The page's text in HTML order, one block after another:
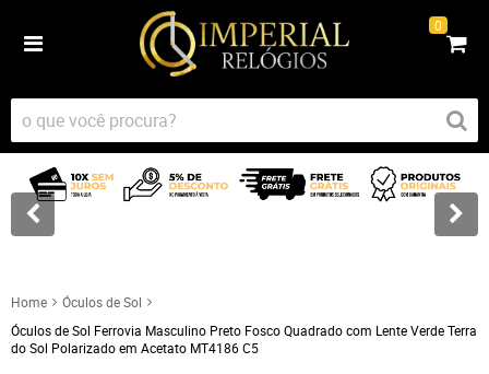
0
Home
Óculos de Sol
Óculos de Sol Ferrovia Masculino Preto Fosco Quadrado com Lente Verde Terra
do Sol Polarizado em Acetato MT4186 C5